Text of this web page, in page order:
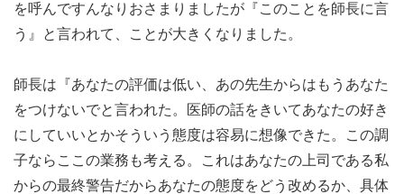
を呼んですんなりおさまりましたが『このことを師長に言
う』と言われて、ことが大きくなりました。
師長は『あなたの評価は低い、あの先生からはもうあなた
をつけないでと言われた。医師の話をきいてあなたの好き
にしていいとかそういう態度は容易に想像できた。この調
子ならここの業務も考える。これはあなたの上司である私
からの最終警告だからあなたの態度をどう改めるか、具体